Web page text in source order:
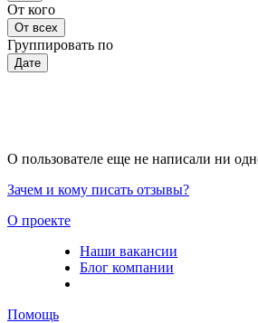
От кого
От всех
Группировать по
Дате
О пользователе еще не написали ни
Зачем и кому писать отзывы?
О проекте
Наши вакансии
Блог компании
Помощь